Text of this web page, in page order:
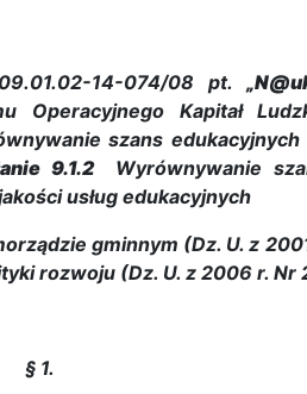
14-074/08 pt.
Operacyjnego Kapitał
szans
9.1.2 Wyrównywanie
usług edukacyjnych
gminnym (Dz. U. z
rozwoju (Dz. U. z 2006 r. Nr
§ 1.